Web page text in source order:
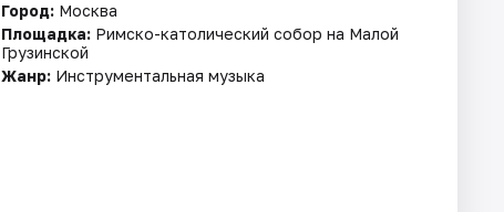
Город: Москва
Площадка: Римско-католический собор на Малой
Грузинской
Жанр: Инструментальная музыка